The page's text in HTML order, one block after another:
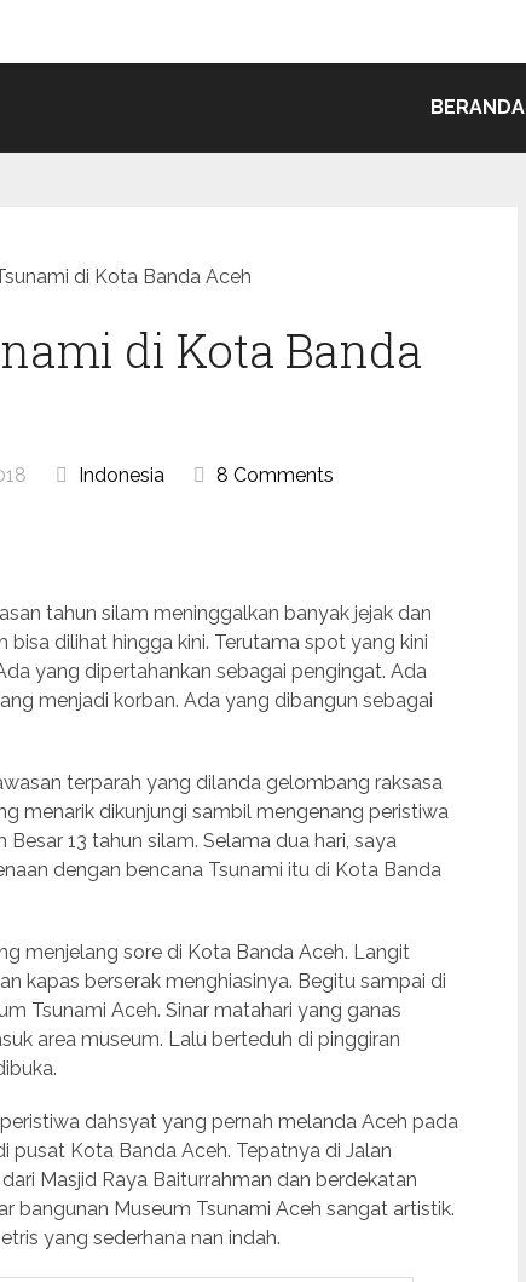
BERANDA
di Kota Banda Aceh
di Kota Banda
Indonesia 8 Comments
tahun silam meninggalkan banyak jejak dan
bisa dilihat hingga kini. Terutama spot yang kini
yang dipertahankan sebagai pengingat. Ada
menjadi korban. Ada yang dibangun sebagai
terparah yang dilanda gelombang raksasa
menarik dikunjungi sambil mengenang peristiwa
13 tahun silam. Selama dua hari, saya
dengan bencana Tsunami itu di Kota Banda
menjelang sore di Kota Banda Aceh. Langit
kapas berserak menghiasinya. Begitu sampai di
Tsunami Aceh. Sinar matahari yang ganas
area museum. Lalu berteduh di pinggiran
dahsyat yang pernah melanda Aceh pada
pusat Kota Banda Aceh. Tepatnya di Jalan
Masjid Raya Baiturrahman dan berdekatan
bangunan Museum Tsunami Aceh sangat artistik.
yang sederhana nan indah.